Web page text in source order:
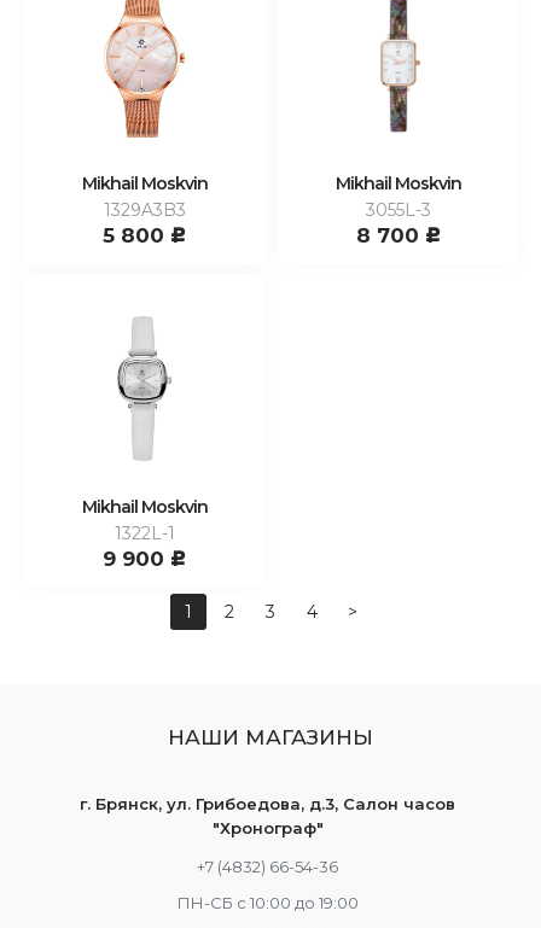
Mikhail Moskvin
1329A3B3
5 800 c
Mikhail Moskvin
3055L-3
8 700 c
Mikhail Moskvin
1322L-1
9 900 c
1 2 3 4 >
НАШИ МАГАЗИНЫ
г. Брянск, ул. Грибоедова, д.3, Салон часов
"Хронограф"
+7 (4832) 66-54-36
ПН-СБ с 10:00 до 19:00